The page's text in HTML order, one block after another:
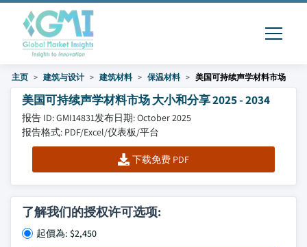
主页 建筑与设计 建筑材料 保温材料 美国可持续声学材料市场
美国可持续声学材料市场 大小和分享 2025 - 2034
报告 ID: GMI14831发布日期: October 2025
报告格式: PDF/Excel/仪表板/平台
下载免费 PDF
了解我们的授权许可选项:
起價為: $2,450